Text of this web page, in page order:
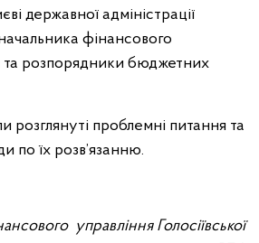
державної адміністрації
фінансового
та розпорядники бюджетних
розглянуті проблемні питання та
по їх розв’язанню.
управління Голосіївської